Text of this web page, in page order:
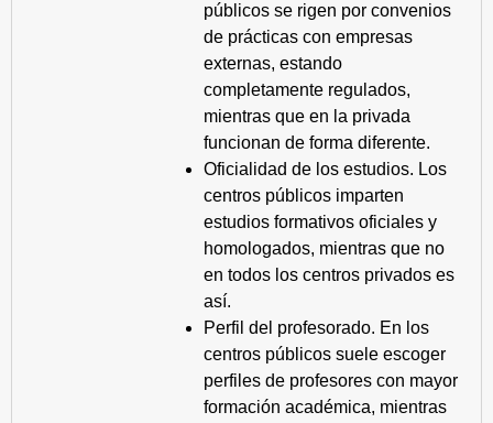
públicos se rigen por convenios
de prácticas con empresas
externas, estando
completamente regulados,
mientras que en la privada
funcionan de forma diferente.
Oficialidad de los estudios. Los
centros públicos imparten
estudios formativos oficiales y
homologados, mientras que no
en todos los centros privados es
así.
Perfil del profesorado. En los
centros públicos suele escoger
perfiles de profesores con mayor
formación académica, mientras